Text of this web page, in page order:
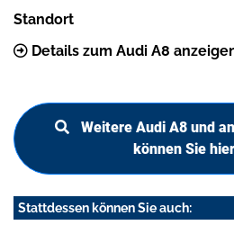
Standort
Details zum Audi A8
Weitere Audi A8 und
können Sie
Stattdessen können Sie auch: